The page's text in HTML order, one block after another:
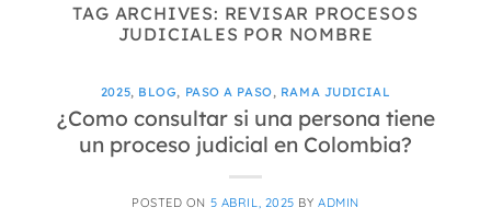
TAG ARCHIVES: REVISAR PROCESOS
JUDICIALES POR NOMBRE
2025, BLOG, PASO A PASO, RAMA JUDICIAL
¿Como consultar si una persona tiene
un proceso judicial en Colombia?
POSTED ON 5 ABRIL, 2025 BYADMIN